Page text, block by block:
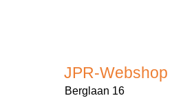
JPR-Webshop
Berglaan 16